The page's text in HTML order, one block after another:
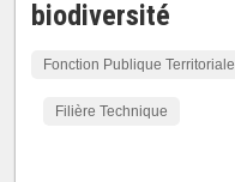
biodiversité
Fonction Publique Territoriale
Filière Technique